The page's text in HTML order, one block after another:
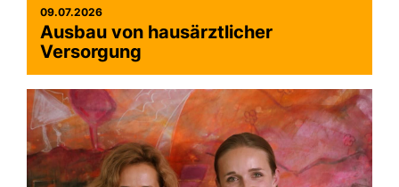
09.07.2026
Ausbau von hausärztlicher
Versorgung